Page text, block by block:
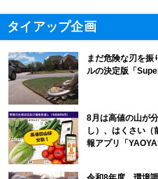
タイアップ企画
まだ危険な刃を振
ルの決定版「
8月は高値の山が
し）、はくさい（
報アプリ「